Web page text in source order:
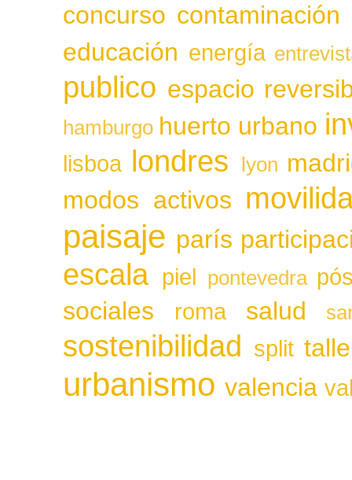
concurso contaminación
educación energía
publico espacio
hamburgo huerto urbano
lisboa londres lyon
modos activos
paisaje parís
escala piel pontevedra
sociales roma salud
sostenibilidad split
urbanismo valencia